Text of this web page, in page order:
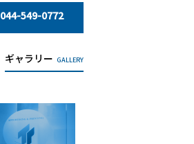
044-549-0772
ギャラリー GALLERY